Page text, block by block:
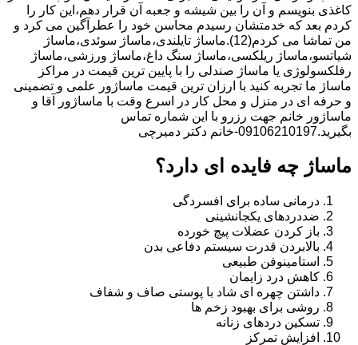
کاغذى بنویسم و آن را بین شیشه و جعبه آن قرار دهم،این کار را
کردم بعد که خدمتشان رسیدم محاسن خود را عطرآگین می کرد و
من تماشا می کردم(12).ماساژ تایلندی،ماساژ سوئدی،ماساژ
شیاتسو،ماساژ ریلکسی،ماساژ سنگ داغ،ماساژ ورزشی،ماساژ
رفلکسولوژی یا ماساژ صندلی را با پایین ترین قیمت در مراکز
ماساژ ما تجربه کنید با ارزان ترین قیمت ماساژور علمی و تضمینی
و حرفه ای در منزل و محل کار در اسرع وقت با ماساژور آقا و
ماساژور خانم جهت رزرو با این شماره تماس
بگیرید.09106210197-خانم دکتر دمیرچی
ماساژ چه فایده ای دارد؟
درمانی ساده برای افسردگی
ضددردهای یکجانشینی
باز کردن عضلات پیچ خورده
بالابردن قدرت سیستم دفاعی بدن
استامینوفن طبیعی
کاهش درد زایمان
داشتن چهره ای شاد با پوستی صاف و شفاف
روشی برای بهبود زخم ها
تسکین دردهای زنانه
افزایش تمرکز